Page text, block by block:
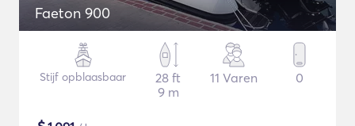
Faeton 900
Stijf opblaasbaar
28 ft
9 m
11 Varen 0